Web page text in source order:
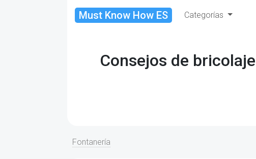
Must Know How ES Categorías
Consejos de
Fontanería